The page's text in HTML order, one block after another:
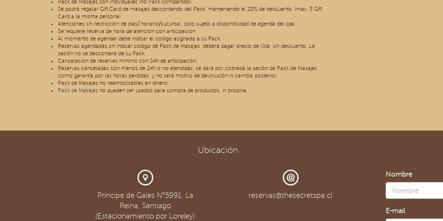
Pack de Masajes son Individuales (no Pack compartido)
Se podrá regalar Gift Card de masajes descontando del Pack, manteniendo el 20% de descuento. (máx. 3 Gift
Card a la misma persona)
Atenciones sin restricción de días/ horario/sucursal, solo sujeto a disponibilidad de agenda del spa.
Se requiere reserva de hora de atención con anticipación
Al momento de agendar debe indicar el código asignado a su Pack.
Reservas agendadas sin indicar código de Pack de Masajes, deberá pagar precio de lista, sin descuento. La
sesión no se descontará de su Pack.
Cancelación de reservas mínimo con 24h de anticipación.
Reservas canceladas con menos de 24h o no atendidas, se dará por cobrada la sesión de Pack de Masajes
como garantía por las horas perdidas, y no será motivo de devolución ni cambio posterior.
Pack de Masajes no reembolsables en dinero.
Pack de Masajes no pueden ser usados para compra de productos, ni propina.
Ubicación
Príncipe de Gales N°5991, La
Reina, Santiago
(Estacionamiento por Loreley)
reservas@thesecretspa.cl
Nombre
E-mail